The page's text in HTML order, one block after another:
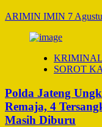
ARIMIN IMIN 7
SOROT
Polda Jateng
Remaja, 4
Masih Diburu